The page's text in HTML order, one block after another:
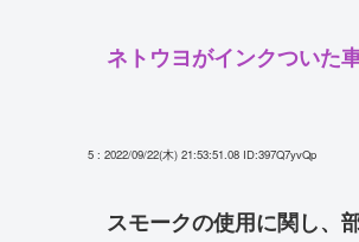
ネトウヨがインクついた
5 : 2022/09/22(木) 21:53:51.08 ID:397Q7yvQp
スモークの使用に関し、